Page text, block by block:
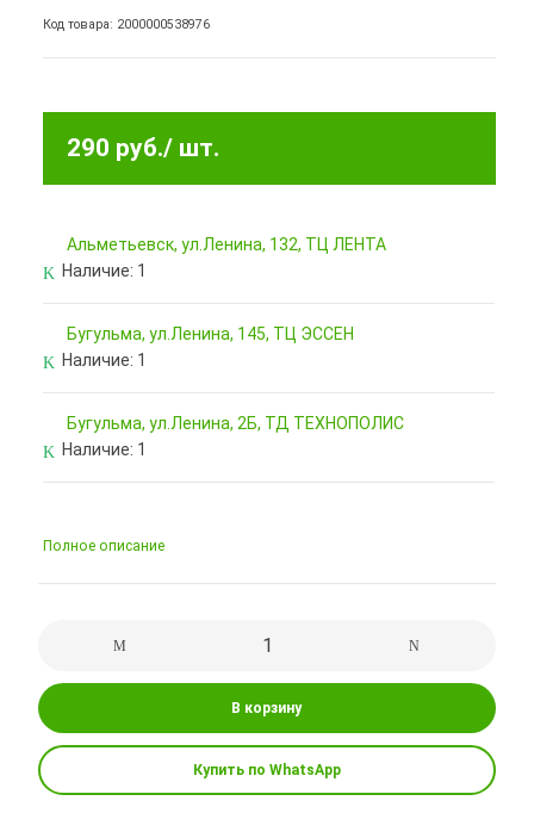
Код товара: 2000000538976
290 руб./ шт.
Альметьевск, ул.Ленина, 132, ТЦ ЛЕНТА
Наличие: 1
Бугульма, ул.Ленина, 145, ТЦ ЭССЕН
Наличие: 1
Бугульма, ул.Ленина, 2Б, ТД ТЕХНОПОЛИС
Наличие: 1
Полное описание
В корзину
Купить по WhatsApp